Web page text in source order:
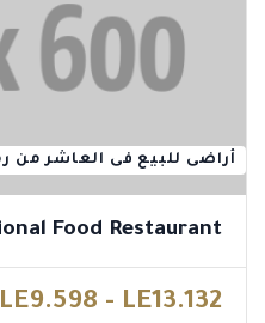
أراضى للبيع فى العاشر من
Food Restaurant
LE9.598 - LE13.132